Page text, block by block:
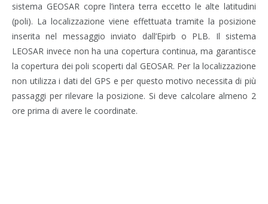
sistema GEOSAR copre l’intera terra eccetto le alte latitudini
(poli). La localizzazione viene effettuata tramite la posizione
inserita nel messaggio inviato dall’Epirb o PLB. Il sistema
LEOSAR invece non ha una copertura continua, ma garantisce
la copertura dei poli scoperti dal GEOSAR. Per la localizzazione
non utilizza i dati del GPS e per questo motivo necessita di più
passaggi per rilevare la posizione. Si deve calcolare almeno 2
ore prima di avere le coordinate.